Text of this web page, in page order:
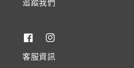
客服資訊